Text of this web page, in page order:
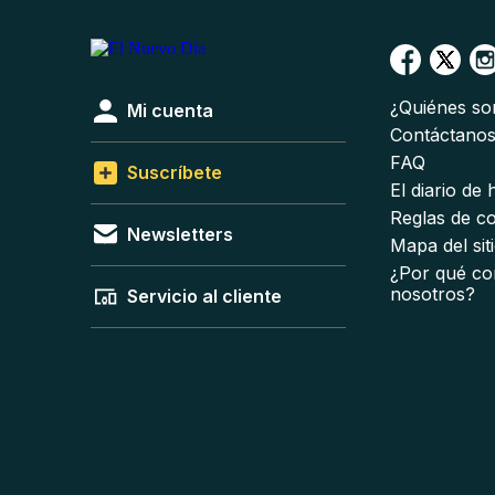
Mi cuenta
Suscríbete
Newsletters
Servicio al cliente
¿Quiénes
FAQ
El diario de
Reglas de
Mapa del
¿Por qué
nosotros?